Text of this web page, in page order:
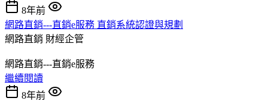
8年前
網路直銷---直銷e服務 直銷系統認證與規劃
網路直銷 財經企管
網路直銷---直銷e服務
繼續閱讀
8年前